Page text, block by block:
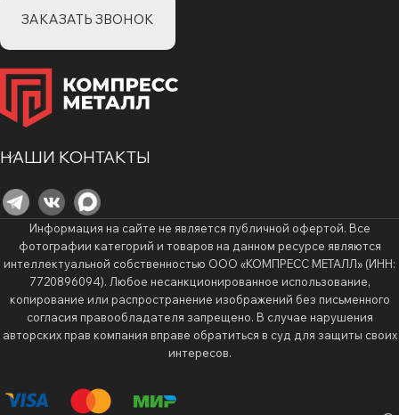
ЗАКАЗАТЬ ЗВОНОК
НАШИ КОНТАКТЫ
Информация на сайте не является публичной офертой. Все
фотографии категорий и товаров на данном ресурсе являются
интеллектуальной собственностью ООО «КОМПРЕСС МЕТАЛЛ» (ИНН:
7720896094). Любое несанкционированное использование,
копирование или распространение изображений без письменного
согласия правообладателя запрещено. В случае нарушения
авторских прав компания вправе обратиться в суд для защиты своих
интересов.